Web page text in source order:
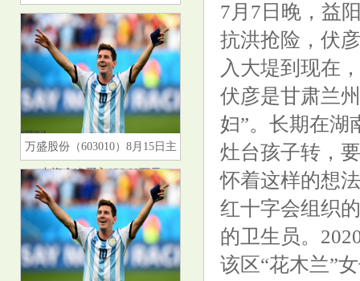
万盛股份（603010）8月15日主
力资金净买入136.00万元
7月7日晚，益
抗洪抢险，伏
入大堤到现在
伏彦是甘肃兰
妇”。长期在湖
灶台孩子转，
怀着这样的想
红十字会组织
的卫生员。
该区“花木兰”